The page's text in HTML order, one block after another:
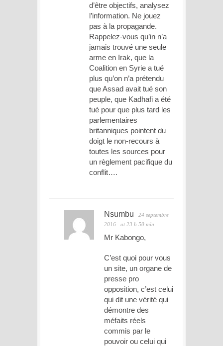
d’être objectifs, analysez
l’information. Ne jouez
pas à la propagande.
Rappelez-vous qu’in n’a
jamais trouvé une seule
arme en Irak, que la
Coalition en Syrie a tué
plus qu’on n’a prétendu
que Assad avait tué son
peuple, que Kadhafi a été
tué pour que plus tard les
parlementaires
britanniques pointent du
doigt le non-recours à
toutes les sources pour
un règlement pacifique du
conflit….
Nsumbu
24 septembre
2016
at 23 h 50 min
Mr Kabongo,
C’est quoi pour vous
un site, un organe de
presse pro
opposition, c’est celui
qui dit une vérité qui
démontre des
méfaits réels
commis par le
pouvoir ou celui qui